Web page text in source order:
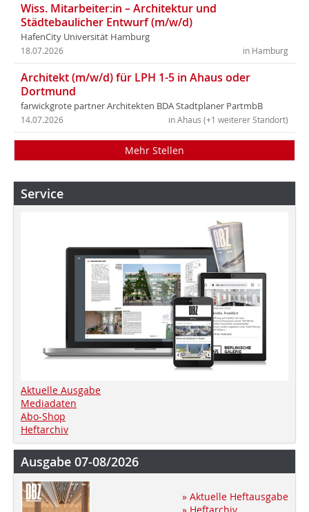
Wiss. Mitarbeiter:in – Architektur und
Städtebaulicher Entwurf (m/w/d)
HafenCity Universität Hamburg
in Hamburg
18.07.2026
Architekt (m/w/d) für LPH 1-5 in Ahaus oder
Dortmund
farwickgrote partner Architekten BDA Stadtplaner PartmbB
in Ahaus (+1 weiterer Standort)
14.07.2026
Mehr Stellen
Service
Aktuelle Ausgabe
Mediadaten
Abo-Shop
Heftarchiv
Ausgabe 07-08/2026
» Aktuelle Heftausgabe